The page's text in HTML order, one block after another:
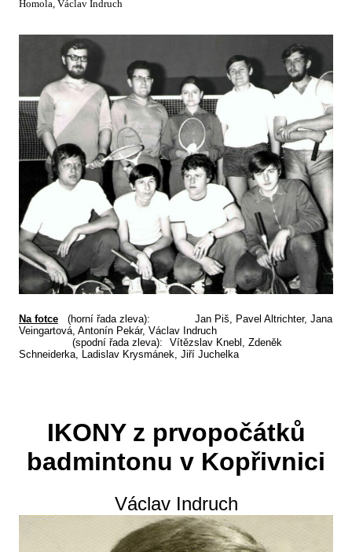
Homola, Václav Indruch
Na fotce (horní řada zleva):
Jan Piš, Pavel Altrichter, Jana
Veingartová, Antonín Pekár, Václav Indruch
(spodní řada zleva):
Vítězslav Knebl, Zdeněk
Schneiderka, Ladislav Krysmánek, Jiří Juchelka
IKONY z prvopočátků
badmintonu v Kopřivnici
Václav Indruch